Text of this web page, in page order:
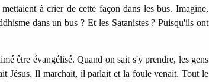
à crier de cette façon dans les bus. Imagine,
dans un bus ? Et les Satanistes ? Puisqu'ils ont
être évangélisé. Quand on sait s'y prendre, les gens
Jésus. Il marchait, il parlait et la foule venait. Tout le